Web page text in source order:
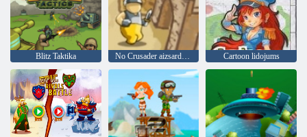
Blitz Taktika No Crusader aizsardzība Cartoon lidojums